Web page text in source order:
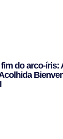
do arco-íris: